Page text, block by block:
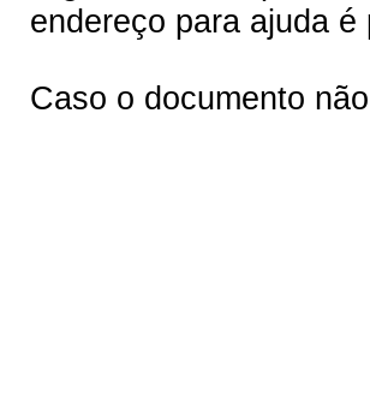
endereço para ajuda é
Caso o documento